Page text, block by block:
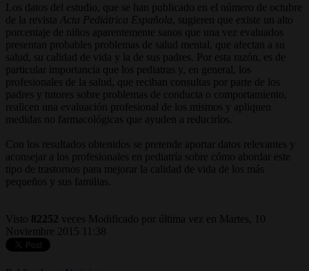
Los datos del estudio, que se han publicado en el número de octubre
de la revista
Acta Pediátrica Española , sugieren que existe un alto
porcentaje de niños aparentemente sanos que una vez evaluados
presentan probables problemas de salud mental, que afectan a su
salud, su calidad de vida y la de sus padres. Por esta razón, es de
particular importancia que los pediatras y, en general, los
profesionales de la salud, que reciban consultas por parte de los
padres y tutores sobre problemas de conducta o comportamiento,
realicen una evaluación profesional de los mismos y apliquen
medidas no farmacológicas que ayuden a reducirlos.
Con los resultados obtenidos se pretende aportar datos relevantes y
aconsejar a los profesionales en pediatría sobre cómo abordar este
tipo de trastornos para mejorar la calidad de vida de los más
pequeños y sus familias.
Visto 82252 veces Modificado por última vez en Martes, 10
Noviembre 2015 11:38